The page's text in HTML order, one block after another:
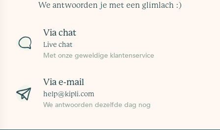
We antwoorden je met een glimlach :)
Via chat
Live chat
Met onze geweldige klantenservice
Via e-mail
help@kipli.com
We antwoorden dezelfde dag nog